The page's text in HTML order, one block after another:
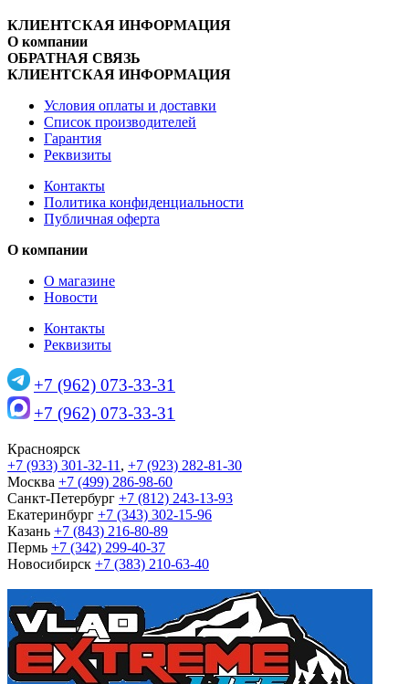
КЛИЕНТСКАЯ ИНФОРМАЦИЯ
О компании
ОБРАТНАЯ СВЯЗЬ
КЛИЕНТСКАЯ ИНФОРМАЦИЯ
Условия оплаты и доставки
Список производителей
Гарантия
Реквизиты
Контакты
Политика конфиденциальности
Публичная оферта
О компании
О магазине
Новости
Контакты
Реквизиты
+7 (962) 073-33-31
+7 (962) 073-33-31
Красноярск
+7 (933) 301-32-11 , +7 (923) 282-81-30
Москва +7 (499) 286-98-60
Санкт-Петербург +7 (812) 243-13-93
Екатеринбург +7 (343) 302-15-96
Казань +7 (843) 216-80-89
Пермь +7 (342) 299-40-37
Новосибирск +7 (383) 210-63-40